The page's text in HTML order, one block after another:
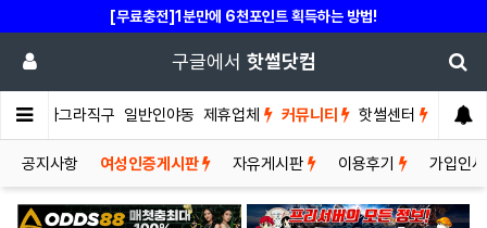
[무료충전]1분만에 6천포인트 획득하는 방법!
구글에서 핫썰닷컴
비아그라직구 일반인야동 제휴업체 커뮤니티 핫썰센터
공지사항 여성인증게시판 자유게시판 이용후기 가입인